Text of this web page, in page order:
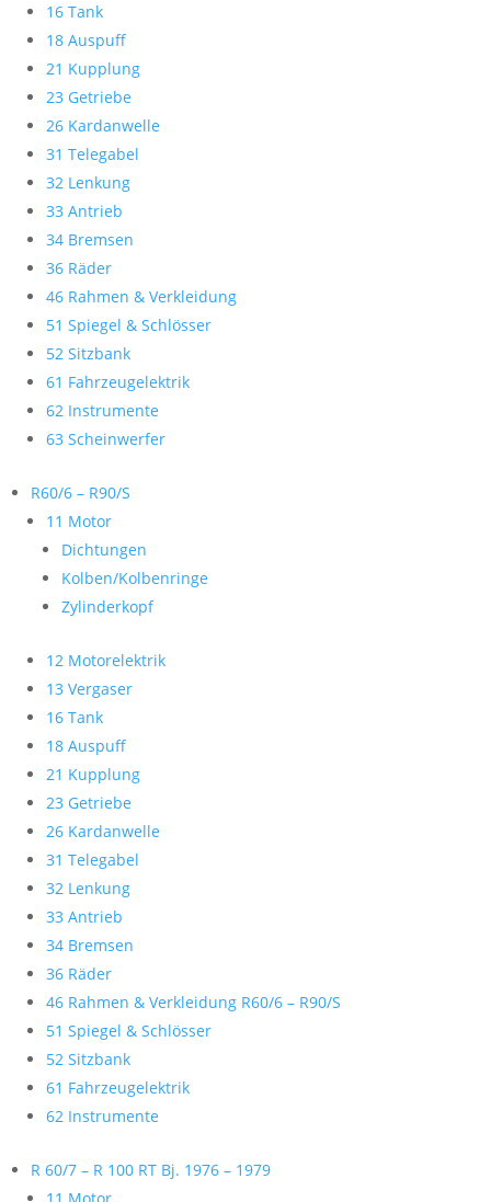
16 Tank
18 Auspuff
21 Kupplung
23 Getriebe
26 Kardanwelle
31 Telegabel
32 Lenkung
33 Antrieb
34 Bremsen
36 Räder
46 Rahmen & Verkleidung
51 Spiegel & Schlösser
52 Sitzbank
61 Fahrzeugelektrik
62 Instrumente
63 Scheinwerfer
R60/6 – R90/S
11 Motor
Dichtungen
Kolben/Kolbenringe
Zylinderkopf
12 Motorelektrik
13 Vergaser
16 Tank
18 Auspuff
21 Kupplung
23 Getriebe
26 Kardanwelle
31 Telegabel
32 Lenkung
33 Antrieb
34 Bremsen
36 Räder
46 Rahmen & Verkleidung R60/6 – R90/S
51 Spiegel & Schlösser
52 Sitzbank
61 Fahrzeugelektrik
62 Instrumente
R 60/7 – R 100 RT Bj. 1976 – 1979